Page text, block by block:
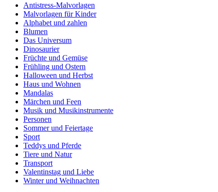
Antistress-Malvorlagen
Malvorlagen für Kinder
Alphabet und zahlen
Blumen
Das Universum
Dinosaurier
Früchte und Gemüse
Frühling und Ostern
Halloween und Herbst
Haus und Wohnen
Mandalas
Märchen und Feen
Musik und Musikinstrumente
Personen
Sommer und Feiertage
Sport
Teddys und Pferde
Tiere und Natur
Transport
Valentinstag und Liebe
Winter und Weihnachten